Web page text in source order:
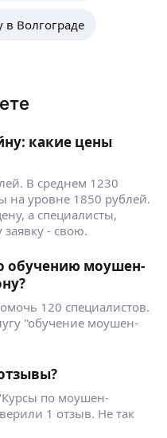
Волгограде
какие цены
В среднем 1230
на уровне 1850 рублей.
а специалисты,
- свою.
обучению моушен-
120 специалистов.
"обучение моушен-
по моушен-
1 отзыв. Не так